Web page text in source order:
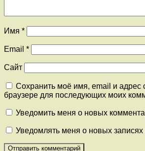
Имя *
Email *
Сайт
Сохранить моё имя, email и адрес
браузере для последующих моих
Уведомить меня о новых
Уведомлять меня о новых записях